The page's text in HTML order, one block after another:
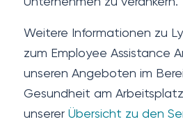
Weitere Informationen zu
zum Employee Assistance
unseren Angeboten im
Gesundheit am
unserer Übersicht zu den